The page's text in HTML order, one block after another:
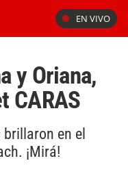
EN VIVO
y Oriana,
CARAS
en el
¡Mirá!